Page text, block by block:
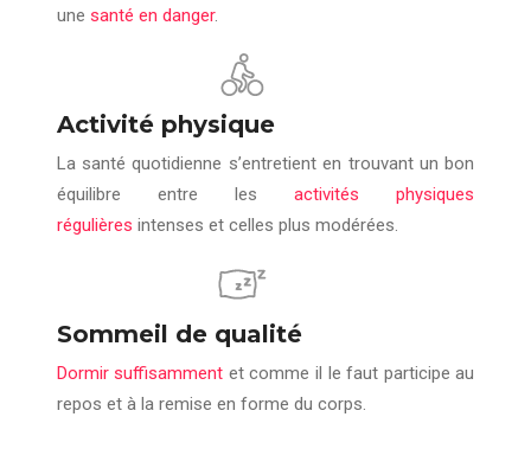
une santé en danger.
Activité physique
La santé quotidienne s’entretient en trouvant un bon
équilibre entre lesactivités physiques
régulières intenses et celles plus modérées.
Sommeil de qualité
Dormir suffisamment et comme il le faut participe au
repos et à la remise en forme du corps.